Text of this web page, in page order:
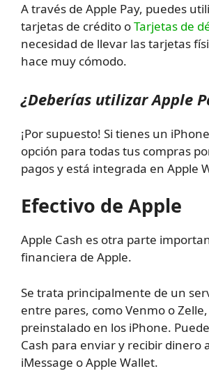
A través de Apple Pay, puedes
tarjetas de crédito oTarjetas de
necesidad de llevar las tarjetas
hace muy cómodo.
¿Deberías utilizar Apple
¡Por supuesto! Si tienes un
opción para todas tus compras
pagos y está integrada en Apple
Efectivo de Apple
Apple Cash es otra parte
financiera de Apple.
Se trata principalmente de un
entre pares, como Venmo o
preinstalado en los iPhone.
Cash para enviar y recibir dinero
iMessage o Apple Wallet.